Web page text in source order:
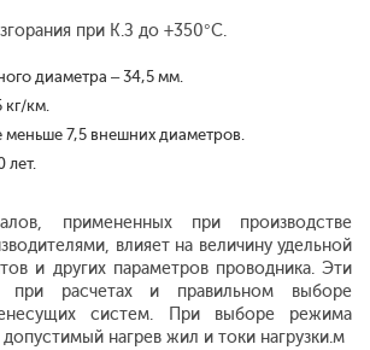
при К.З до +350°С.
диаметра – 34,5 мм.
кг/км.
меньше 7,5 внешних диаметров.
лет.
примененных при производстве
влияет на величину удельной
и других параметров проводника. Эти
при расчетах и правильном выборе
систем. При выборе режима
нагрев жил и токи нагрузки.м